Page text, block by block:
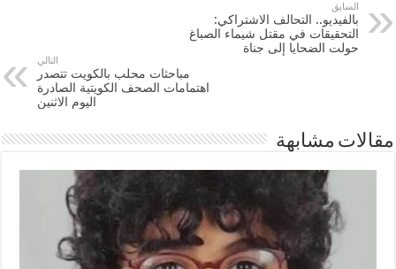
السابق
بالفيديو.. التحالف الاشتراكي:
التحقيقات في مقتل شيماء الصباغ
حولت الضحايا إلى جناة
التالي
مباحثات محلب بالكويت تتصدر
اهتمامات الصحف الكويتية الصادرة
اليوم الاثنين
مقالات مشابهة